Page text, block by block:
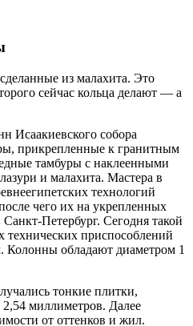
из малахита. Это
сейчас кольца делают — а
Исаакиевского собора
прикрепленные к гранитным
тамбуры с наклеенными
и малахита. Мастера в
технологий
чего их на укрепленных
Петербург. Сегодня такой
технических приспособлений
Колонны обладают диаметром 1
тонкие плитки,
2,54 миллиметров. Далее
от оттенков и жил.